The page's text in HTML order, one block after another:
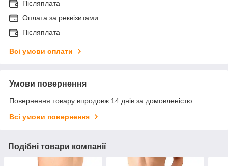
Післяплата
Оплата за реквізитами
Післяплата
Всі умови оплати
Умови повернення
Повернення товару впродовж 14 днів за домовленістю
Всі умови повернення
Подібні товари компанії